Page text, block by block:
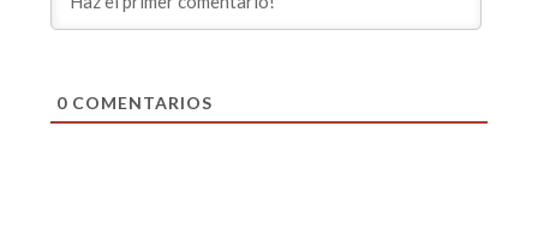
0COMENTARIOS